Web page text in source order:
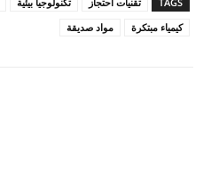
كيمياء مبتكرة
مواد صديقة